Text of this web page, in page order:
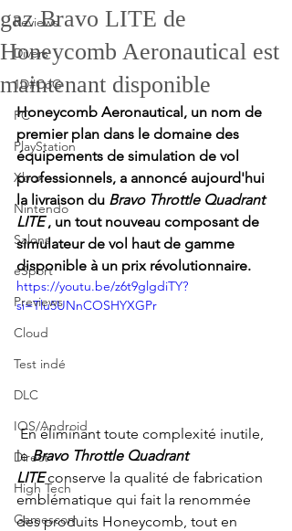
Reviews
Divers
1D#CoG
PC
PlayStation
Xbox
Nintendo
Salons
eSport
Previews
Cloud
Test indé
DLC
IOS/Android
Direct
High Tech
Gamescom
gaz Bravo LITE de
Honeycomb Aeronautical est
maintenant disponible
Honeycomb Aeronautical, un nom de
premier plan dans le domaine des
équipements de simulation de vol
professionnels, a annoncé aujourd'hui
la livraison du Bravo Throttle Quadrant
LITE , un tout nouveau composant de
simulateur de vol haut de gamme
disponible à un prix révolutionnaire.
https://youtu.be/z6t9glgdiTY?
si=Tlu5UNnCOSHYXGPr
En éliminant toute complexité inutile,
le Bravo Throttle Quadrant
LITE conserve la qualité de fabrication
emblématique qui fait la renommée
des produits Honeycomb, tout en